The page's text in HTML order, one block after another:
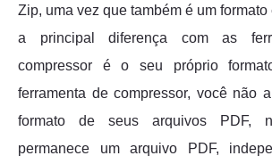
Zip, uma vez que também é um
a principal diferença com as
compressor é o seu próprio
ferramenta de compressor, você não
formato de seus arquivos PDF,
permanece um arquivo PDF,